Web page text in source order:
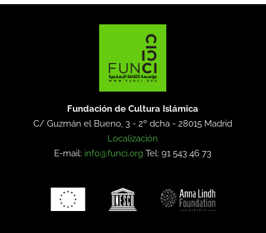
Fundación de Cultura Islámica
C/ Guzmán el Bueno, 3 - 2º dcha -28015 Madrid
Localización
E-mail: info@funci.org Tel: 91 543 46 73